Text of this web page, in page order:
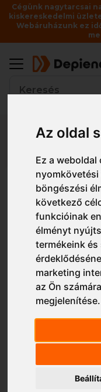
Az oldal
Ez a
böngészési
következő
funkcióinak
élményt
termékeink
marketing
az Ön
megjelenítése.
Cégünk nagytarcsai
kiskereskedelmi
Webáruházunk ez
Részletes
200256EC
Speed-